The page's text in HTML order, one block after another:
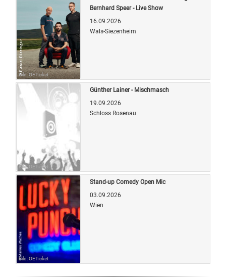
Bild: OETicket
Bernhard Speer - Live Show
16.09.2026
Wals-Siezenheim
Bild: OETicket
Günther Lainer - Mischmasch
19.09.2026
Schloss Rosenau
Bild: OETicket
Stand-up Comedy Open Mic
03.09.2026
Wien